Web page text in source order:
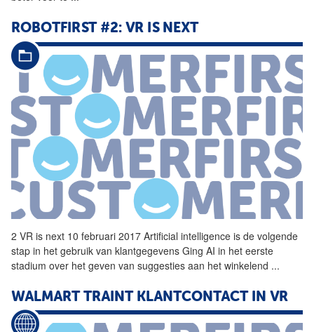
ROBOTFIRST #2: VR IS NEXT
2 VR is next 10 februari 2017 Artificial intelligence is de volgende
stap in het gebruik van klantgegevens Ging AI in het eerste
stadium over het geven van suggesties aan het winkelend ...
WALMART TRAINT KLANTCONTACT IN VR